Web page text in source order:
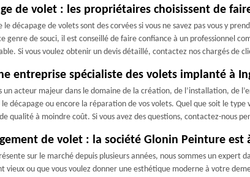
de volet : les propriétaires choisissent de
le décapage de volets sont des corvées si vous ne savez pas vous y
genre de souci, il est conseillé de faire confiance à un professionnel
Si vous voulez obtenir un devis détaillé, contactez nos chargés de
entreprise spécialiste des volets implanté à
un acteur majeur dans le domaine de la création, de l’installation, de
décapage ou encore la réparation de vos volets. Quel que soit le
qualité à moindre coût. Si vous avez des questions, contactez-nous
de volet : la société Glonin Peinture est
sur le marché depuis plusieurs années, nous sommes un expert
vieux ou que vous voulez donner une esthétique moderne à votre